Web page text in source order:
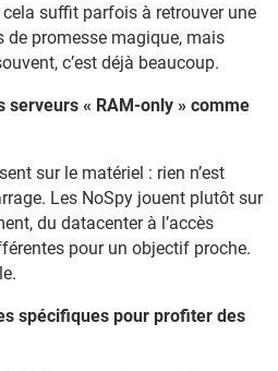
suffit parfois à retrouver une
promesse magique, mais
c’est déjà beaucoup.
« RAM-only » comme
sur le matériel : rien n’est
Les NoSpy jouent plutôt sur
du datacenter à l’accès
pour un objectif proche.
spécifiques pour profiter des